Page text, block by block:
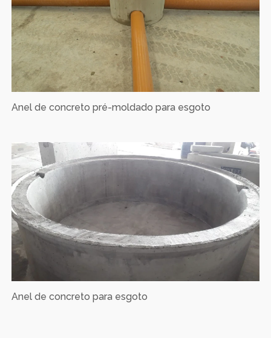
Anel de concreto pré-moldado para esgoto
Anel de concreto para esgoto